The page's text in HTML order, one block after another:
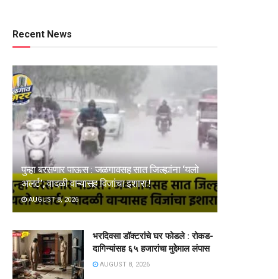
Recent News
पुन्हा बरसणार पाऊस : जळगावसह सात जिल्ह्यांना ‘यलो
अलर्ट’; वादळी वाऱ्यासह विजांचा इशारा !
AUGUST 8, 2026
भरदिवसा डॉक्टरांचे घर फोडले : रोकड-
दागिन्यांसह ६५ हजारांचा मुद्देमाल लंपास
AUGUST 8, 2026